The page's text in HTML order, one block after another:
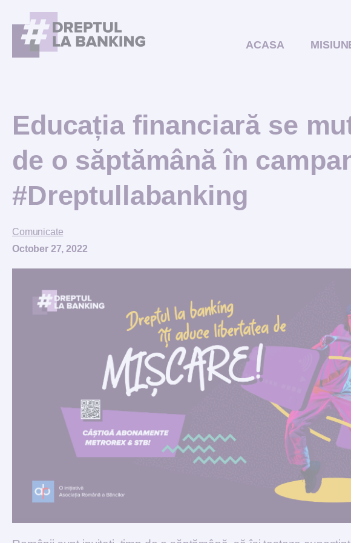
ACASA
Educația financiară se
de o săptămână în
#Dreptullabanking
Comunicate
October 27, 2022